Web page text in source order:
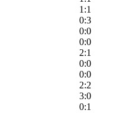
1:1
0:3
0:0
0:0
2:1
0:0
0:0
2:2
3:0
0:1